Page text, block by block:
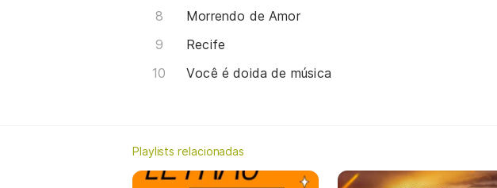
Morrendo de Amor
Recife
Você é doida de música
Playlists relacionadas